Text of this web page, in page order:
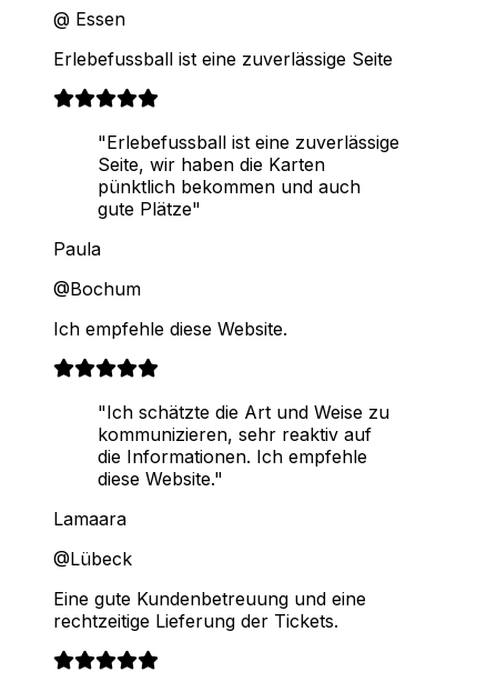
@ Essen
Erlebefussball ist eine zuverlässige Seite
"Erlebefussball ist eine zuverlässige
Seite, wir haben die Karten
pünktlich bekommen und auch
gute Plätze"
Paula
@Bochum
Ich empfehle diese Website.
"Ich schätzte die Art und Weise zu
kommunizieren, sehr reaktiv auf
die Informationen. Ich empfehle
diese Website."
Lamaara
@Lübeck
Eine gute Kundenbetreuung und eine
rechtzeitige Lieferung der Tickets.